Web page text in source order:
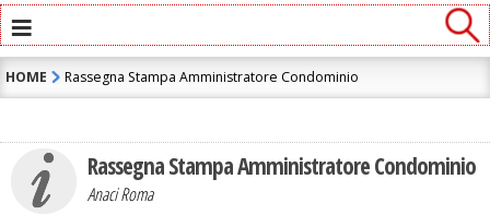
≡
HOME Rassegna Stampa Amministratore Condominio
Rassegna Stampa Amministratore Condominio
Anaci Roma